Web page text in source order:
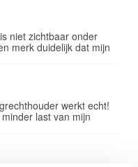
niet zichtbaar onder
merk duidelijk dat mijn
werkt echt!
last van mijn